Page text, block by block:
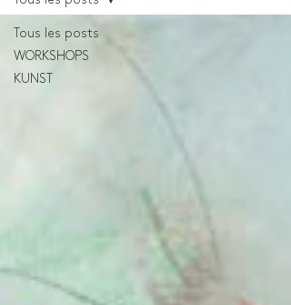
Tous les posts
WORKSHOPS
KUNST